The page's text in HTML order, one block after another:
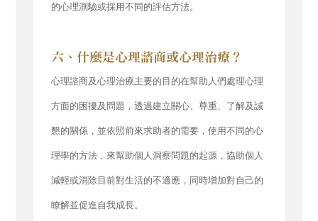
的心理測驗或採用不同的評估方法。
心理諮商及心理治療主要的目的在幫助人們處理心理
方面的困擾及問題，透過建立關心、尊重、了解及誠
懇的關係，並依照前來求助者的需要，使用不同的心
理學的方法，來幫助個人洞察問題的起源，協助個人
減輕或消除目前對生活的不適應，同時增加對自己的
瞭解並促進自我成長。